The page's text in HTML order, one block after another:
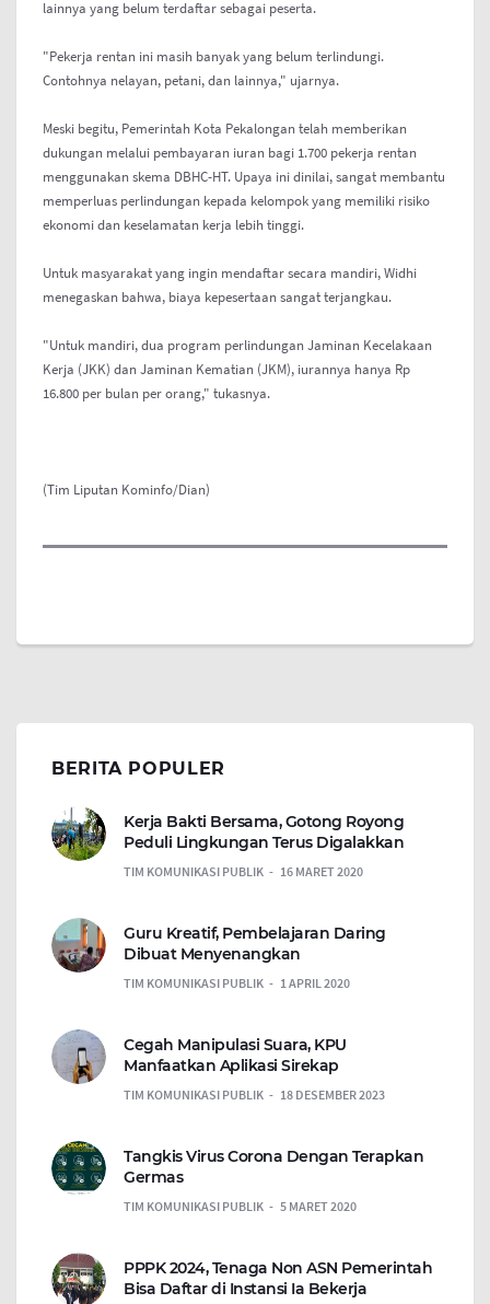
lainnya yang belum terdaftar sebagai peserta.
"Pekerja rentan ini masih banyak yang belum terlindungi.
Contohnya nelayan, petani, dan lainnya," ujarnya.
Meski begitu, Pemerintah Kota Pekalongan telah memberikan
dukungan melalui pembayaran iuran bagi 1.700 pekerja rentan
menggunakan skema DBHC-HT. Upaya ini dinilai, sangat membantu
memperluas perlindungan kepada kelompok yang memiliki risiko
ekonomi dan keselamatan kerja lebih tinggi.
Untuk masyarakat yang ingin mendaftar secara mandiri, Widhi
menegaskan bahwa, biaya kepesertaan sangat terjangkau.
"Untuk mandiri, dua program perlindungan Jaminan Kecelakaan
Kerja (JKK) dan Jaminan Kematian (JKM), iurannya hanya Rp
16.800 per bulan per orang," tukasnya.
(Tim Liputan Kominfo/Dian)
BERITA POPULER
Kerja Bakti Bersama, Gotong Royong
Peduli Lingkungan Terus Digalakkan
TIM KOMUNIKASI PUBLIK 16 MARET 2020
Guru Kreatif, Pembelajaran Daring
Dibuat Menyenangkan
TIM KOMUNIKASI PUBLIK 1 APRIL 2020
Cegah Manipulasi Suara, KPU
Manfaatkan Aplikasi Sirekap
TIM KOMUNIKASI PUBLIK 18 DESEMBER 2023
Tangkis Virus Corona Dengan Terapkan
Germas
TIM KOMUNIKASI PUBLIK 5 MARET 2020
PPPK 2024, Tenaga Non ASN Pemerintah
Bisa Daftar di Instansi Ia Bekerja